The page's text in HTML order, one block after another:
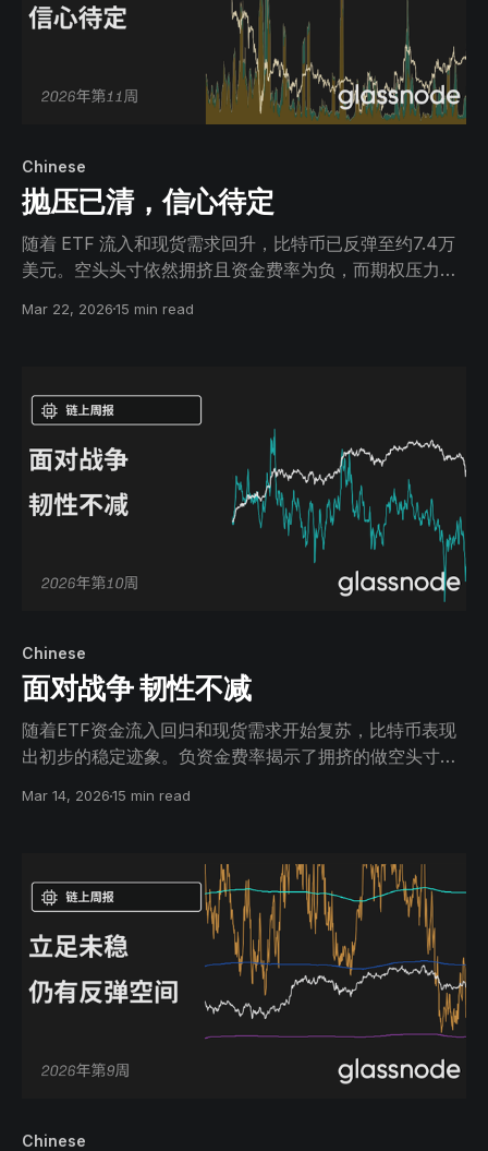
Chinese
抛压已清，信心待定
随着 ETF 流入和现货需求回升，比特币已反弹至约7.4万
美元。空头头寸依然拥挤且资金费率为负，而期权压力的
Mar 22, 202615 min read
Chinese
面对战争 韧性不减
随着ETF资金流入回归和现货需求开始复苏，比特币表现
出初步的稳定迹象。负资金费率揭示了拥挤的做空头寸，
直接风险已有所降低。
Mar 14, 202615 min read
Chinese